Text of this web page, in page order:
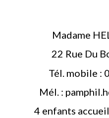
Madame
22 Rue Du
Tél. mobile :
Mél. :
4 enfants